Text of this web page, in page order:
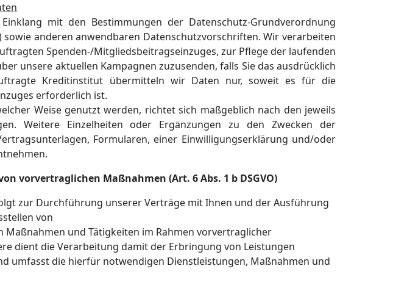
mit den Bestimmungen der Datenschutz-Grundverordnung
sowie anderen anwendbaren Datenschutzvorschriften. Wir verarbeiten
Spenden-/Mitgliedsbeitragseinzuges, zur Pflege der laufenden
unsere aktuellen Kampagnen zuzusenden, falls Sie das ausdrücklich
Kreditinstitut übermitteln wir Daten nur, soweit es für die
erforderlich ist.
Weise genutzt werden, richtet sich maßgeblich nach den jeweils
Weitere Einzelheiten oder Ergänzungen zu den Zwecken der
Formularen, einer Einwilligungserklärung und/oder
vorvertraglichen Maßnahmen (Art. 6 Abs. 1 b DSGVO)
zur Durchführung unserer Verträge mit Ihnen und der Ausführung
von
und Tätigkeiten im Rahmen vorvertraglicher
dient die Verarbeitung damit der Erbringung von Leistungen
umfasst die hierfür notwendigen Dienstleistungen, Maßnahmen und